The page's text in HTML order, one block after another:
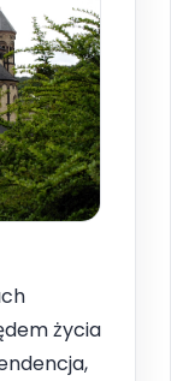
życia